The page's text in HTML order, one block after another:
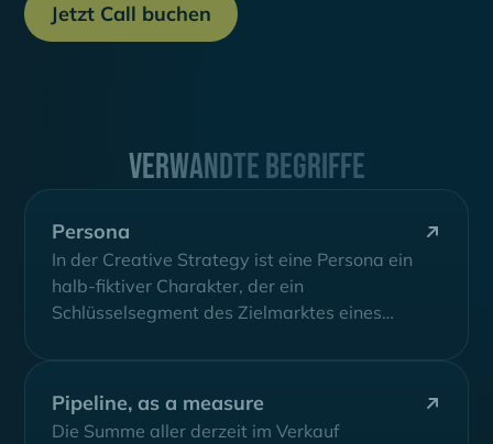
Jetzt Call buchen
Verwandte Begriffe
Persona
In der Creative Strategy ist eine Persona ein
halb-fiktiver Charakter, der ein
Schlüsselsegment des Zielmarktes eines
Pipeline, as a measure
Die Summe aller derzeit im Verkauf